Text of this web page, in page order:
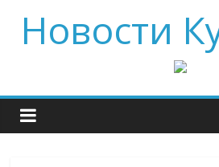
Новости